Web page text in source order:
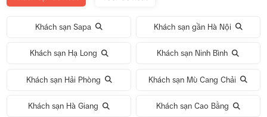
Khách sạn Sapa Khách sạn gần Hà Nội
Khách sạn Hạ Long Khách sạn Ninh Bình
Khách sạn Hải Phòng Khách sạn Mù Cang Chải
Khách sạn Hà Giang Khách sạn Cao Bằng